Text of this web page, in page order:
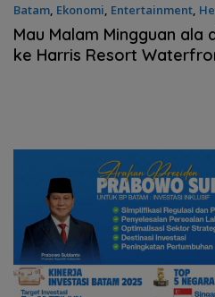
Batam, Ekonomi, Entertainment,
07/08/2025 - 07:55 WIB
Mau Malam Mingguan ala
ke Harris Resort